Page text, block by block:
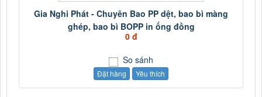
Gia Nghi Phát - Chuyên Bao PP dệt, bao bì màng
ghép, bao bì BOPP in ống đồng
0 đ
So sánh
Đặt hàng Yêu thích